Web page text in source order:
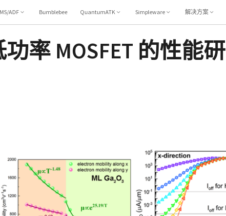
ADF Bumblebee QuantumATK Simpleware 解决方案
率 MOSFET 的性能研